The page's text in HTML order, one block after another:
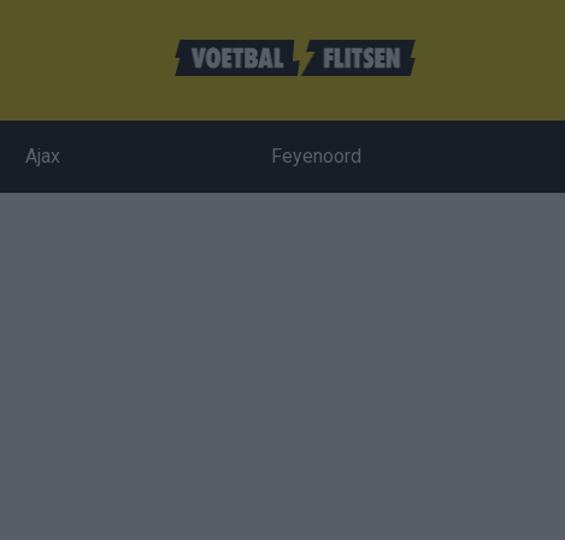
Ajax Feyenoord